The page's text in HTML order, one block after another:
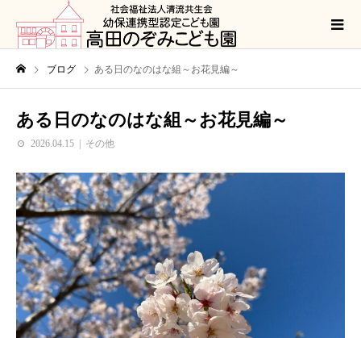
ブログ ある日のなのはな組～お花見編～
ある日のなのはな組～お花見編～
2026.04.15 その他